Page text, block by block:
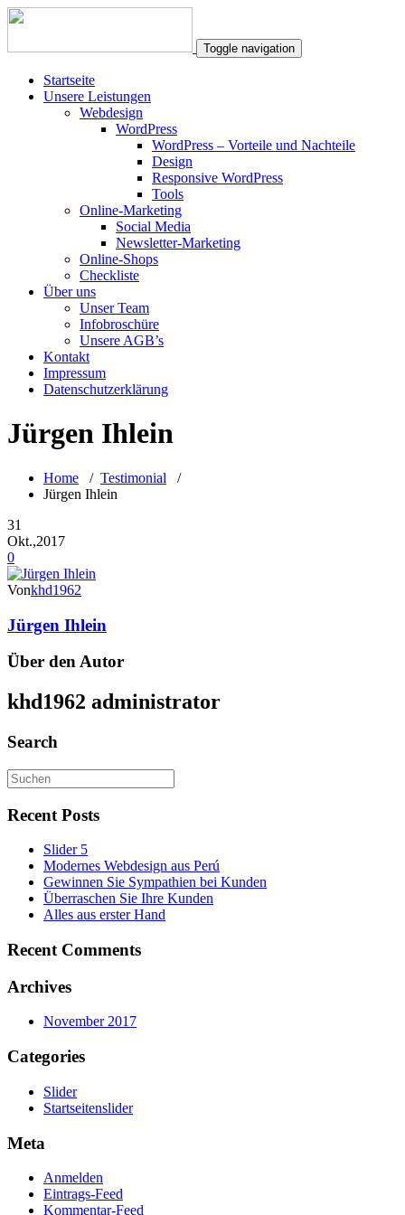
Toggle navigation
Startseite
Unsere Leistungen
Webdesign
WordPress
WordPress – Vorteile und Nachteile
Design
Responsive WordPress
Tools
Online-Marketing
Social Media
Newsletter-Marketing
Online-Shops
Checkliste
Über uns
Unser Team
Infobroschüre
Unsere AGB’s
Kontakt
Impressum
Datenschutzerklärung
Jürgen Ihlein
Home / Testimonial /
Jürgen Ihlein
31
Okt.,2017
0
Vonkhd1962
Jürgen Ihlein
Über den Autor
khd1962 administrator
Search
Recent Posts
Slider 5
Modernes Webdesign aus Perú
Gewinnen Sie Sympathien bei Kunden
Überraschen Sie Ihre Kunden
Alles aus erster Hand
Recent Comments
Archives
November 2017
Categories
Slider
Startseitenslider
Meta
Anmelden
Eintrags-Feed
Kommentar-Feed